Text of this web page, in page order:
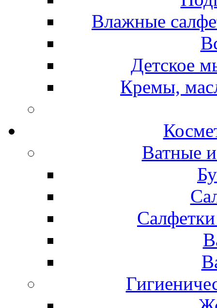
Влажные
Детское
Кремы,
Ватные